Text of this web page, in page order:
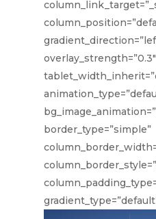
border_type=”simple”